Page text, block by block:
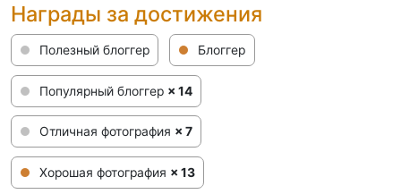
Награды за достижения
Полезный блоггер Блоггер
Популярный блоггер × 14
Отличная фотография × 7
Хорошая фотография × 13